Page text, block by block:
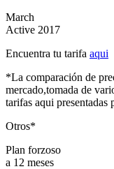
March
Active 2017
Encuentra tu tarifa aqui
*La comparación de
mercado,tomada de
tarifas aqui presentadas
Otros*
Plan forzoso
a 12 meses